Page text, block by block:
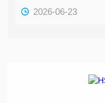
2026-06-23